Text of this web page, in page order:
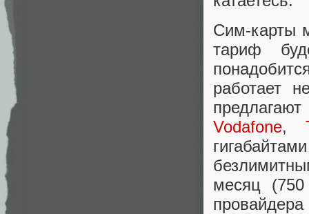
Сим-карты
тариф
работает
Vodafone,
месяц